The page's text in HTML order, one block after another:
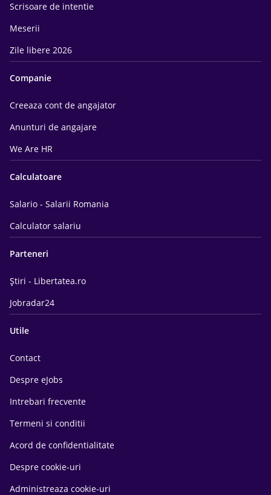
Scrisoare de intentie
Meserii
Zile libere 2026
Companie
Creeaza cont de angajator
Anunturi de angajare
We Are HR
Calculatoare
Salario - Salarii Romania
Calculator salariu
Parteneri
Știri - Libertatea.ro
Jobradar24
Utile
Contact
Despre eJobs
Intrebari frecvente
Termeni si conditii
Acord de confidentialitate
Despre cookie-uri
Administreaza cookie-uri